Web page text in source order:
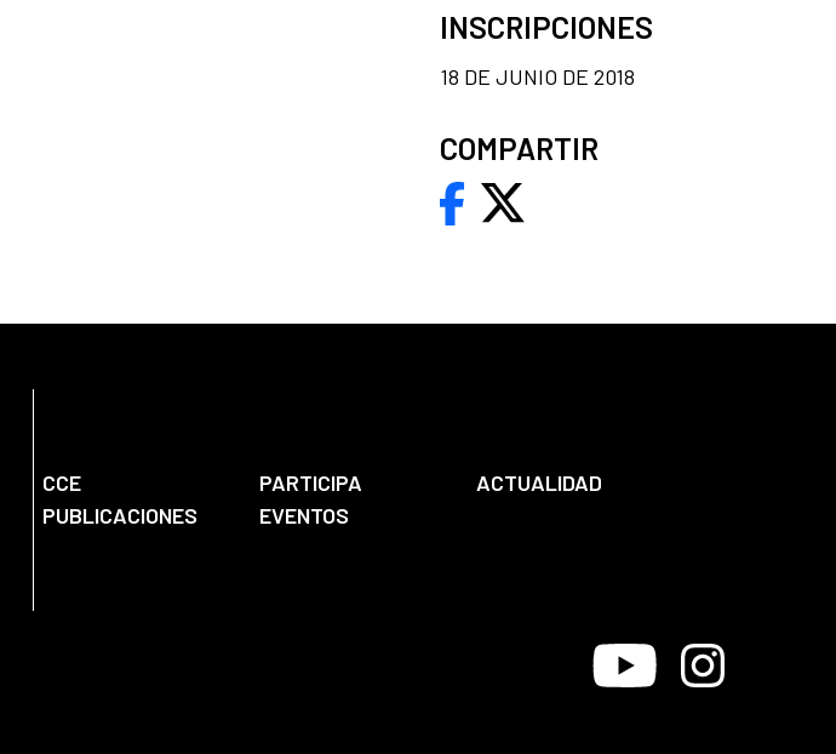
INSCRIPCIONES
18 DE JUNIO DE 2018
COMPARTIR
CCE PARTICIPA
ACTUALIDAD
PUBLICACIONES
EVENTOS
Youtube Instagram